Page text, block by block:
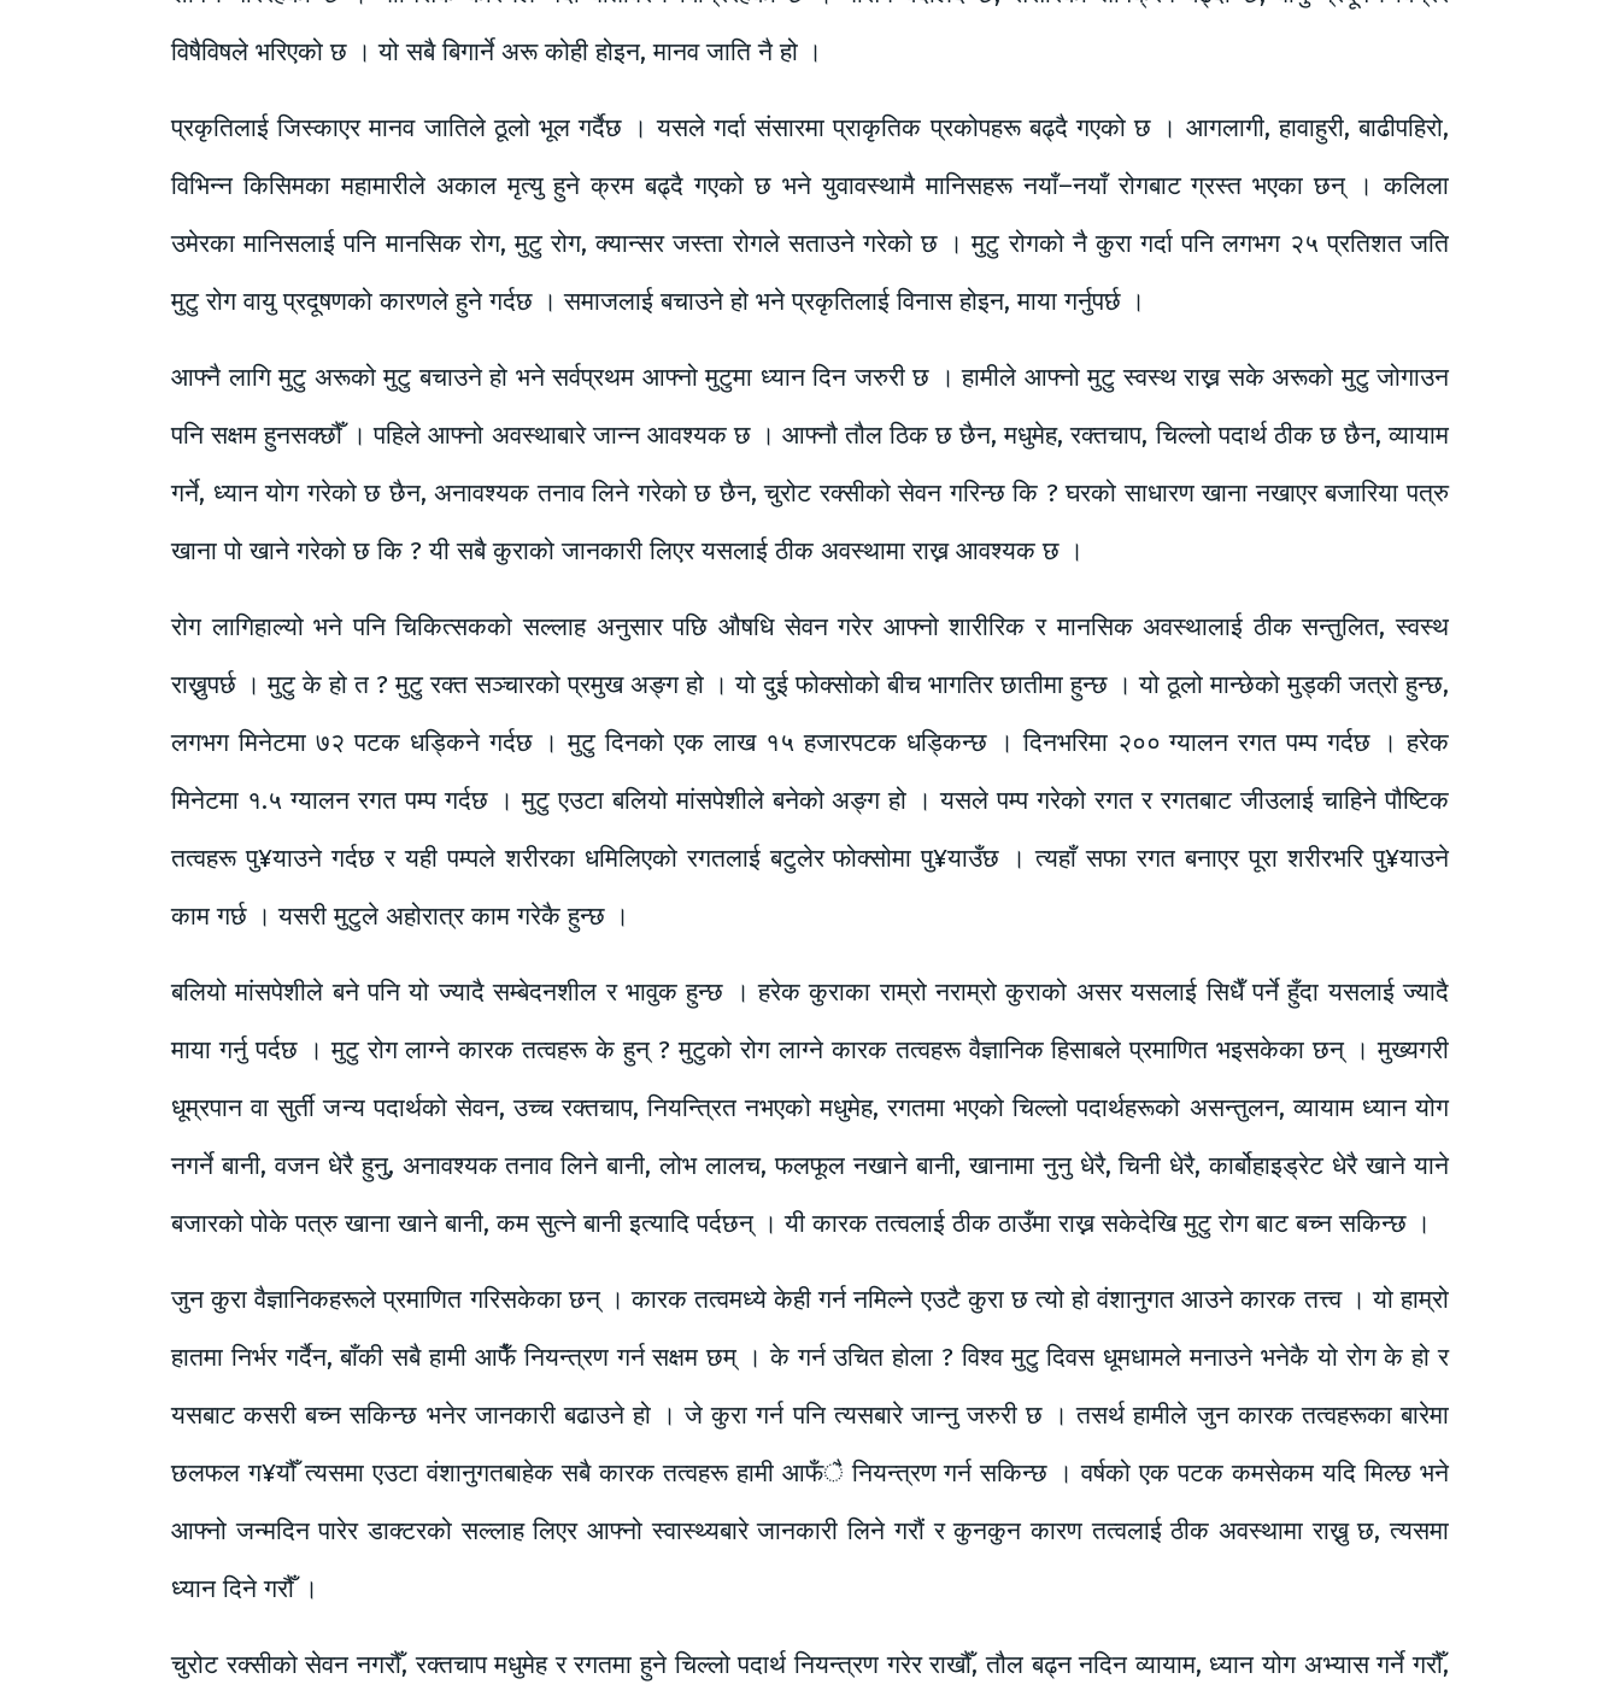
विषैविषले भरिएको छ । यो सबै बिगार्ने अरू कोही होइन, मानव जाति नै हो ।
प्रकृतिलाई जिस्काएर मानव जातिले ठूलो भूल गर्दैछ । यसले गर्दा संसारमा प्राकृतिक प्रकोपहरू बढ्दै गएको छ । आगलागी, हावाहुरी, बाढीपहिरो,
विभिन्न किसिमका महामारीले अकाल मृत्यु हुने क्रम बढ्दै गएको छ भने युवावस्थामै मानिसहरू नयाँ–नयाँ रोगबाट ग्रस्त भएका छन् । कलिला
उमेरका मानिसलाई पनि मानसिक रोग, मुटु रोग, क्यान्सर जस्ता रोगले सताउने गरेको छ । मुटु रोगको नै कुरा गर्दा पनि लगभग २५ प्रतिशत जति
मुटु रोग वायु प्रदूषणको कारणले हुने गर्दछ । समाजलाई बचाउने हो भने प्रकृतिलाई विनास होइन, माया गर्नुपर्छ ।
आफ्नै लागि मुटु अरूको मुटु बचाउने हो भने सर्वप्रथम आफ्नो मुटुमा ध्यान दिन जरुरी छ । हामीले आफ्नो मुटु स्वस्थ राख्न सके अरूको मुटु जोगाउन
पनि सक्षम हुनसक्छौँ । पहिले आफ्नो अवस्थाबारे जान्न आवश्यक छ । आफ्नौ तौल ठिक छ छैन, मधुमेह, रक्तचाप, चिल्लो पदार्थ ठीक छ छैन, व्यायाम
गर्ने, ध्यान योग गरेको छ छैन, अनावश्यक तनाव लिने गरेको छ छैन, चुरोट रक्सीको सेवन गरिन्छ कि ? घरको साधारण खाना नखाएर बजारिया पत्रु
खाना पो खाने गरेको छ कि ? यी सबै कुराको जानकारी लिएर यसलाई ठीक अवस्थामा राख्न आवश्यक छ ।
रोग लागिहाल्यो भने पनि चिकित्सकको सल्लाह अनुसार पछि औषधि सेवन गरेर आफ्नो शारीरिक र मानसिक अवस्थालाई ठीक सन्तुलित, स्वस्थ
राख्नुपर्छ । मुटु के हो त ? मुटु रक्त सञ्चारको प्रमुख अङ्ग हो । यो दुई फोक्सोको बीच भागतिर छातीमा हुन्छ । यो ठूलो मान्छेको मुड्की जत्रो हुन्छ,
लगभग मिनेटमा ७२ पटक धड्किने गर्दछ । मुटु दिनको एक लाख १५ हजारपटक धड्किन्छ । दिनभरिमा २०० ग्यालन रगत पम्प गर्दछ । हरेक
मिनेटमा १.५ ग्यालन रगत पम्प गर्दछ । मुटु एउटा बलियो मांसपेशीले बनेको अङ्ग हो । यसले पम्प गरेको रगत र रगतबाट जीउलाई चाहिने पौष्टिक
तत्वहरू पु¥याउने गर्दछ र यही पम्पले शरीरका धमिलिएको रगतलाई बटुलेर फोक्सोमा पु¥याउँछ । त्यहाँ सफा रगत बनाएर पूरा शरीरभरि पु¥याउने
काम गर्छ । यसरी मुटुले अहोरात्र काम गरेकै हुन्छ ।
बलियो मांसपेशीले बने पनि यो ज्यादै सम्बेदनशील र भावुक हुन्छ । हरेक कुराका राम्रो नराम्रो कुराको असर यसलाई सिधैँ पर्ने हुँदा यसलाई ज्यादै
माया गर्नु पर्दछ । मुटु रोग लाग्ने कारक तत्वहरू के हुन् ? मुटुको रोग लाग्ने कारक तत्वहरू वैज्ञानिक हिसाबले प्रमाणित भइसकेका छन् । मुख्यगरी
धूम्रपान वा सुर्ती जन्य पदार्थको सेवन, उच्च रक्तचाप, नियन्त्रित नभएको मधुमेह, रगतमा भएको चिल्लो पदार्थहरूको असन्तुलन, व्यायाम ध्यान योग
नगर्ने बानी, वजन धेरै हुनु, अनावश्यक तनाव लिने बानी, लोभ लालच, फलफूल नखाने बानी, खानामा नुनु धेरै, चिनी धेरै, कार्बोहाइड्रेट धेरै खाने याने
बजारको पोके पत्रु खाना खाने बानी, कम सुत्ने बानी इत्यादि पर्दछन् । यी कारक तत्वलाई ठीक ठाउँमा राख्न सकेदेखि मुटु रोग बाट बच्न सकिन्छ ।
जुन कुरा वैज्ञानिकहरूले प्रमाणित गरिसकेका छन् । कारक तत्वमध्ये केही गर्न नमिल्ने एउटै कुरा छ त्यो हो वंशानुगत आउने कारक तत्त्व । यो हाम्रो
हातमा निर्भर गर्दैन, बाँकी सबै हामी आफैँ नियन्त्रण गर्न सक्षम छम् । के गर्न उचित होला ? विश्व मुटु दिवस धूमधामले मनाउने भनेकै यो रोग के हो र
यसबाट कसरी बच्न सकिन्छ भनेर जानकारी बढाउने हो । जे कुरा गर्न पनि त्यसबारे जान्नु जरुरी छ । तसर्थ हामीले जुन कारक तत्वहरूका बारेमा
छलफल ग¥यौँ त्यसमा एउटा वंशानुगतबाहेक सबै कारक तत्वहरू हामी आफँै नियन्त्रण गर्न सकिन्छ । वर्षको एक पटक कमसेकम यदि मिल्छ भने
आफ्नो जन्मदिन पारेर डाक्टरको सल्लाह लिएर आफ्नो स्वास्थ्यबारे जानकारी लिने गरौं र कुनकुन कारण तत्वलाई ठीक अवस्थामा राख्नु छ, त्यसमा
ध्यान दिने गरौँ ।
चुरोट रक्सीको सेवन नगरौँ, रक्तचाप मधुमेह र रगतमा हुने चिल्लो पदार्थ नियन्त्रण गरेर राखौँ, तौल बढ्न नदिन व्यायाम, ध्यान योग अभ्यास गर्ने गरौँ,